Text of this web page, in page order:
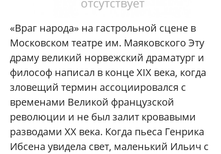
«Враг народа» на гастрольной сцене в
Московском театре им. Маяковского Эту
драму великий норвежский драматург и
философ написал в конце XIX века, когда
зловещий термин ассоциировался с
временами Великой французской
революции и не был залит кровавыми
разводами XX века. Когда пьеса Генрика
Ибсена увидела свет, маленький Ильич с